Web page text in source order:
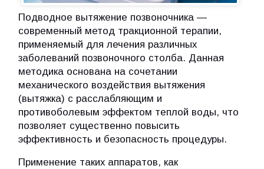
Подводное вытяжение позвоночника —
современный метод тракционной терапии,
применяемый для лечения различных
заболеваний позвоночного столба. Данная
методика основана на сочетании
механического воздействия вытяжения
(вытяжка) с расслабляющим и
противоболевым эффектом теплой воды, что
позволяет существенно повысить
эффективность и безопасность процедуры.
Применение таких аппаратов, как